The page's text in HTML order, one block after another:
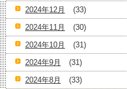
2024年12月
(33)
2024年11月
(30)
2024年10月
(31)
2024年9月
(31)
2024年8月
(33)